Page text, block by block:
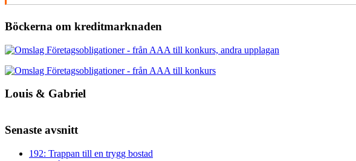
Böckerna om kreditmarknaden
Louis & Gabriel
Senaste avsnitt
192: Trappan till en trygg bostad